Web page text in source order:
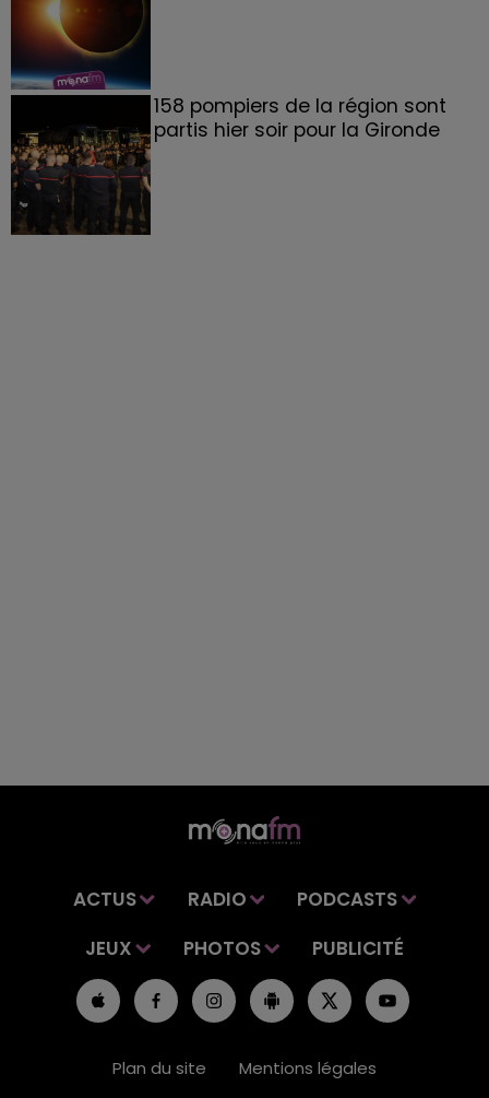
158 pompiers de la région sont
partis hier soir pour la Gironde
ACTUS RADIO
PODCASTS
JEUX
PHOTOS PUBLICITÉ
Plan du site Mentions légales